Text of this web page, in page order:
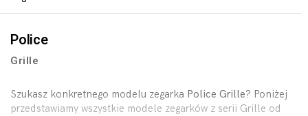
Police
Grille
Szukasz konkretnego modelu zegarka Police Grille? Poniżej
przedstawiamy wszystkie modele zegarków z serii Grille od